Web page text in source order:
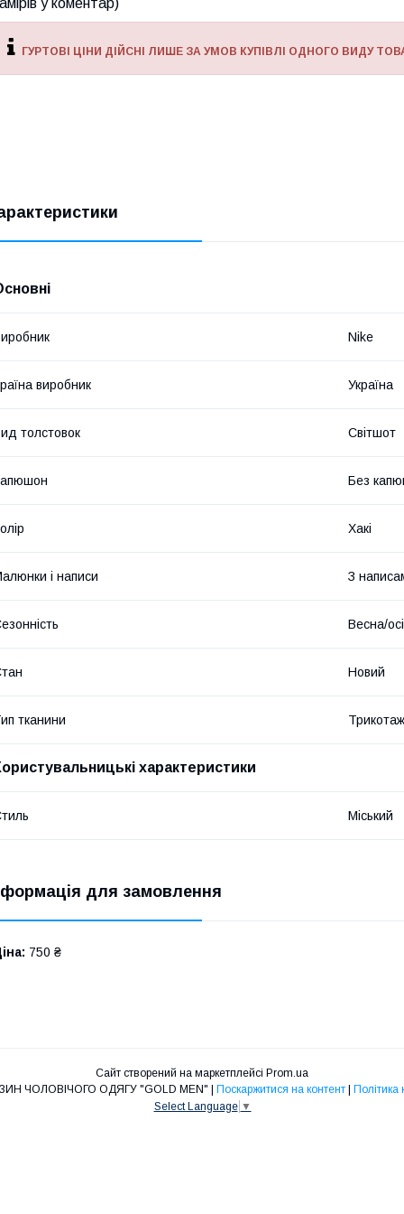
у коментар)
ГУРТОВІ ЦІНИ ДІЙСНІ ЛИШЕ ЗА УМОВ КУПІВЛІ ОДНОГО ВИДУ
Nike
виробник Україна
толстовок Світшот
Без
Хакі
і написи З
Весна/
Новий
тканини Трикотаж
характеристики
Міський
для замовлення
750 ₴
Сайт створений на маркетплейсі Prom.ua
ІНТЕРНЕТ-МАГАЗИН ЧОЛОВІЧОГО ОДЯГУ "GOLD MEN" | Поскаржитися на контент | Політика
Select Language ▼